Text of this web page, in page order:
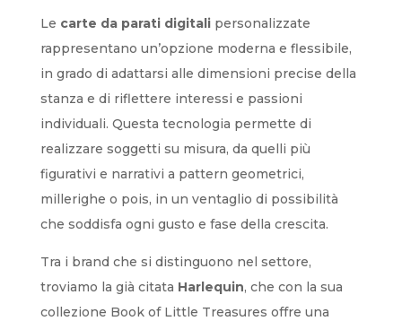
Le carte da parati digitalipersonalizzate
rappresentano un’opzione moderna e flessibile,
in grado di adattarsi alle dimensioni precise della
stanza e di riflettere interessi e passioni
individuali. Questa tecnologia permette di
realizzare soggetti su misura, da quelli più
figurativi e narrativi a pattern geometrici,
millerighe o pois, in un ventaglio di possibilità
che soddisfa ogni gusto e fase della crescita.
Tra i brand che si distinguono nel settore,
troviamo la già citata Harlequin, che con la sua
collezione Book of Little Treasures offre una